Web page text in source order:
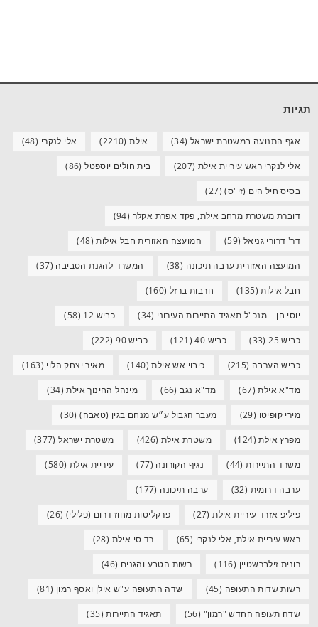
תגיות
אגף התנועה במשטרת ישראל (34) אילת(2210) אלי לנקרי (48)
אלי לנקרי ראש עיריית אילת (207) בית חולים יוספטל(86)
בסיס חיל הים (זי"ס)(27)
דוברת משטרת מרחב אילת, פקד אפרת אקלר (94)
דר' דרורי גניאל (59) המועצה האזורית חבל אילות(48)
המועצה האזורית ערבה תיכונה (38) המשרד להגנת הסביבה (37)
חבל אילות(135) חרבות ברזל (160)
יוסי חן – מנכ"ל תאגיד התיירות העירוני (34) כביש 12 (58)
כביש 25 (33) כביש 40 (121) כביש 90 (222)
כביש הערבה (215) כיבוי אש אילת(140) מאיר יצחק הלוי (163)
מד"א אילת(67) מד"א נגב(66) מינהל החינוך אילת(34)
מירי קופיטו (29) מעבר הגבול ע״ש מנחם בגין (טאבה)(30)
מפרץ אילת(124) משטרת אילת (426) משטרת ישראל(377)
משרד התיירות(44) נגיף הקורונה (77) עיריית אילת (580)
ערבה דרומית (32) ערבה תיכונה (177)
פיליפ אזרד עיריית אילת(27) פרקליטות מחוז דרום (פלילי) (26)
ראש עיריית אילת, אלי לנקרי (65) רד סי אילת (28)
רונית זילברשטיין (116) רשות הטבע והגנים (46)
רשות שדות התעופה (45) שדה התעופה ע"ש אילן ואסף רמון (81)
שדה תעופה החדש "רמון" (56) תאגיד התיירות(35)